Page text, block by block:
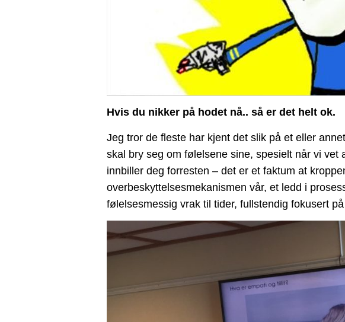
Hvis du nikker på hodet nå.. så er det helt ok.
Jeg tror de fleste har kjent det slik på et eller
skal bry seg om følelsene sine, spesielt når vi
innbiller deg forresten – det er et faktum at
overbeskyttelsesmekanismen vår, et ledd i
følelsesmessig vrak til tider, fullstendig fokusert